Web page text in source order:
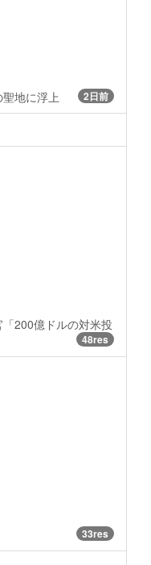
地に浮上 2日前
200億ドルの対米投
48res
33res